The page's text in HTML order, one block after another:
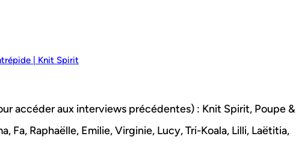
| Knit Spirit
accéder aux interviews précédentes) : Knit Spirit, Poupe &
Fa, Raphaëlle, Emilie, Virginie, Lucy, Tri-Koala, Lilli, Laëtitia,